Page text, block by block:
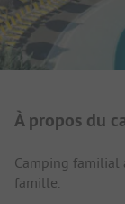
À propos du
Camping familial
famille.